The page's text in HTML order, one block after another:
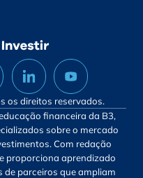
os direitos reservados.
financeira da B3,
sobre o mercado
Com redação
proporciona aprendizado
de parceiros que ampliam